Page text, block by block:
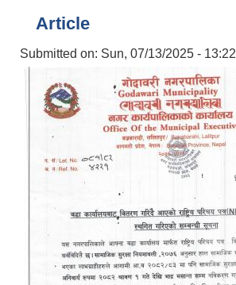
Article
Submitted on: Sun, 07/13/2025 - 13:22